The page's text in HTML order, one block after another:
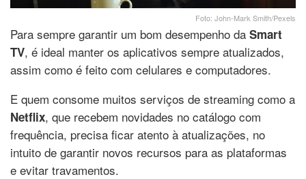
Foto: John-Mark Smith/Pexels
Para sempre garantir um bom desempenho da Smart
TV, é ideal manter os aplicativos sempre atualizados,
assim como é feito com celulares e computadores.
E quem consome muitos serviços de streaming como a
Netflix, que recebem novidades no catálogo com
frequência, precisa ficar atento à atualizações, no
intuito de garantir novos recursos para as plataformas
e evitar travamentos.